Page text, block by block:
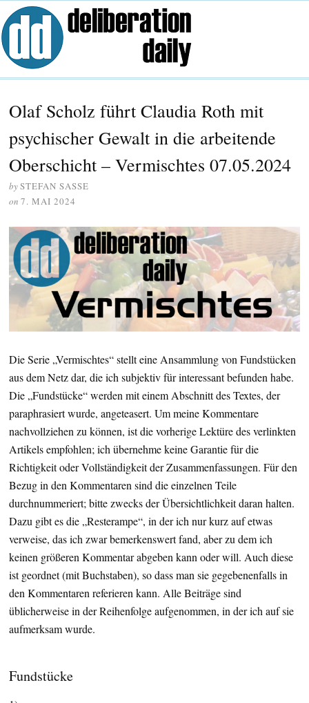
Olaf Scholz führt Claudia Roth mit
psychischer Gewalt in die arbeitende
Oberschicht – Vermischtes 07.05.2024
bySTEFAN SASSE
on 7. MAI 2024
Die Serie „Vermischtes“ stellt eine Ansammlung von Fundstücken
aus dem Netz dar, die ich subjektiv für interessant befunden habe.
Die „Fundstücke“ werden mit einem Abschnitt des Textes, der
paraphrasiert wurde, angeteasert. Um meine Kommentare
nachvollziehen zu können, ist die vorherige Lektüre des verlinkten
Artikels empfohlen; ich übernehme keine Garantie für die
Richtigkeit oder Vollständigkeit der Zusammenfassungen. Für den
Bezug in den Kommentaren sind die einzelnen Teile
durchnummeriert; bitte zwecks der Übersichtlichkeit daran halten.
Dazu gibt es die „Resterampe“, in der ich nur kurz auf etwas
verweise, das ich zwar bemerkenswert fand, aber zu dem ich
keinen größeren Kommentar abgeben kann oder will. Auch diese
ist geordnet (mit Buchstaben), so dass man sie gegebenenfalls in
den Kommentaren referieren kann. Alle Beiträge sind
üblicherweise in der Reihenfolge aufgenommen, in der ich auf sie
aufmerksam wurde.
Fundstücke